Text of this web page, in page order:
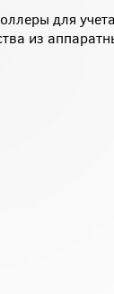
для
из